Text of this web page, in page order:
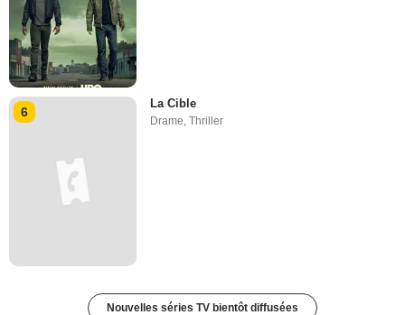
6
La Cible
Drame ,Thriller
Nouvelles séries TV bientôt diffusées